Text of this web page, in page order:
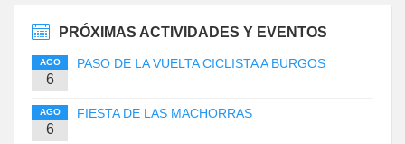
PRÓXIMAS ACTIVIDADES Y EVENTOS
AGO
6
PASO DE LA VUELTA CICLISTA A BURGOS
AGO
6
FIESTA DE LAS MACHORRAS